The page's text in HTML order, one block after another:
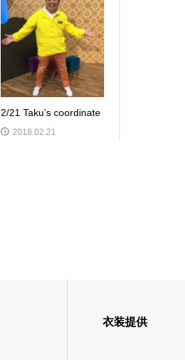
2/21 Taku’s coordinate
2018.02.21
衣装提供